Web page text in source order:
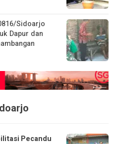
Sidoarjo
Dapur dan
Pecandu